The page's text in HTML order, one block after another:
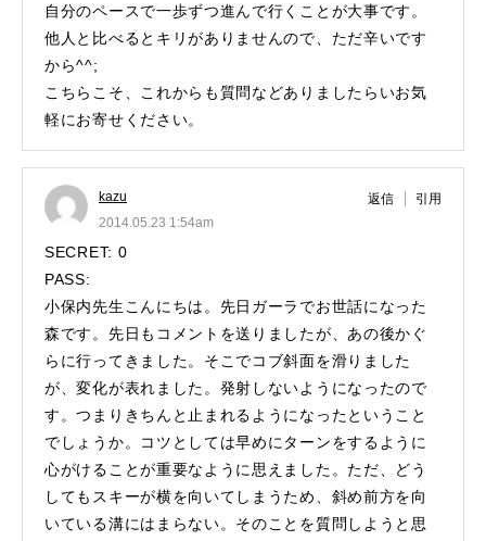
自分のペースで一歩ずつ進んで行くことが大事です。
他人と比べるとキリがありませんので、ただ辛いです
から^^;
こちらこそ、これからも質問などありましたらいお気
軽にお寄せください。
kazu
2014.05.23 1:54am
返信 引用
SECRET: 0
PASS:
小保内先生こんにちは。先日ガーラでお世話になった
森です。先日もコメントを送りましたが、あの後かぐ
らに行ってきました。そこでコブ斜面を滑りました
が、変化が表れました。発射しないようになったので
す。つまりきちんと止まれるようになったということ
でしょうか。コツとしては早めにターンをするように
心がけることが重要なように思えました。ただ、どう
してもスキーが横を向いてしまうため、斜め前方を向
いている溝にはまらない。そのことを質問しようと思